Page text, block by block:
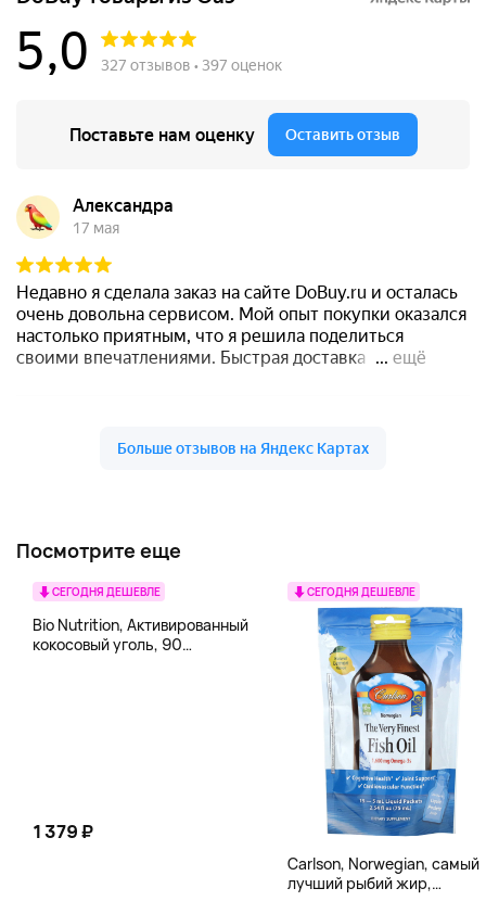
Посмотрите еще
СЕГОДНЯ ДЕШЕВЛЕ
Bio Nutrition, Активированный
кокосовый уголь, 90
1 379 ₽
СЕГОДНЯ ДЕШЕВЛЕ
Carlson, Norwegian, самый
лучший рыбий жир,